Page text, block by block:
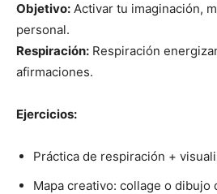
Objetivo: Activar tu imaginación,
personal.
Respiración: Respiración
afirmaciones.
Ejercicios:
Práctica de respiración +
Mapa creativo: collage o dibujo